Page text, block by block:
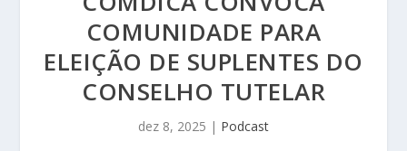
COMUNIDADE PARA
ELEIÇÃO DE SUPLENTES DO
CONSELHO TUTELAR
dez 8, 2025 | Podcast